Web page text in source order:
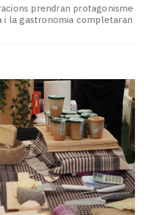
prendran protagonisme
i la gastronomia completaran